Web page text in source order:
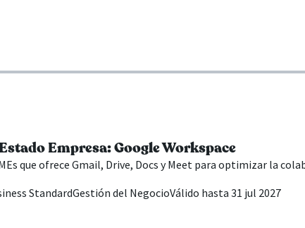
Empresa: Google Workspace
que ofrece Gmail, Drive, Docs y Meet para optimizar la
StandardGestión del NegocioVálido hasta 31 jul 2027